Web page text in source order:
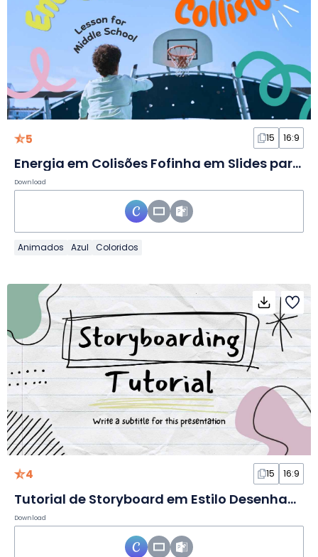
5 15 16:9
Energia em Colisões Fofinha em Slides para o Fundamental II
Download
Animados Azul Coloridos
4 15 16:9
Tutorial de Storyboard em Estilo Desenhado à Mão em Slides
Download